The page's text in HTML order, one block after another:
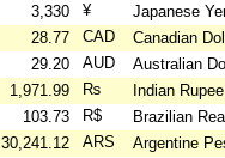
3,330
¥
Japanese
28.77
CAD
Canadian
29.20
AUD
Australian
1,971.99
₨
Indian Rupee
103.73
R$
Brazilian Real
30,241.12
ARS
Argentine